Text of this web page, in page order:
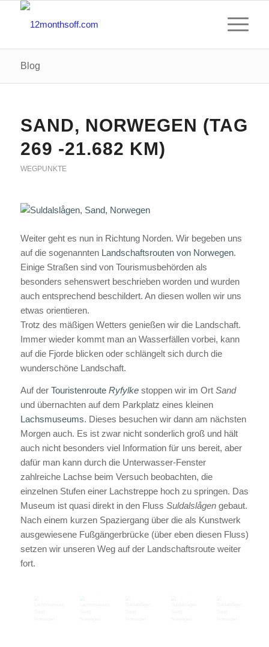
Blog
SAND, NORWEGEN (TAG
269 -21.682 KM)
WEGPUNKTE
Weiter geht es nun in Richtung Norden. Wir begeben uns
auf die sogenannten Landschaftsrouten von Norwegen.
Einige Straßen sind von Tourismusbehörden als
besonders sehenswert beschrieben worden und wurden
auch entsprechend beschildert. An diesen wollen wir uns
etwas orientieren.
Trotz des mäßigen Wetters genießen wir die Landschaft.
Immer wieder kommt man an Wasserfällen vorbei, kann
auf die Fjorde blicken oder schlängelt sich durch die
wunderschöne Landschaft.
Auf der Touristenroute Ryfylkestoppen wir im Ort Sand
und übernachten auf dem Parkplatz eines kleinen
Lachsmuseums. Dieses besuchen wir dann am nächsten
Morgen auch. Es ist zwar nicht sonderlich groß und hält
auch nicht besonders viel Information für uns bereit, aber
dafür man kann durch die Unterwasser-Fenster
zahlreiche Lachse beim Versuch beobachten, die
einzelnen Stufen einer Lachstreppe hoch zu springen. Das
Museum ist quasi direkt in den Fluss Suldalslågengebaut.
Nach einem kurzen Spaziergang über die als Kunstwerk
ausgewiesene Fußgängerbrücke (über eben diesen Fluss)
setzen wir unseren Weg auf der Landschaftsroute weiter
fort.